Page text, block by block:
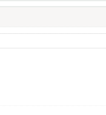
程度の帰国やバケーション
円）。